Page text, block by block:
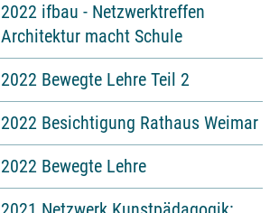
2022 ifbau - Netzwerktreffen
Architektur macht Schule
2022 Bewegte Lehre Teil 2
2022 Besichtigung Rathaus Weimar
2022 Bewegte Lehre